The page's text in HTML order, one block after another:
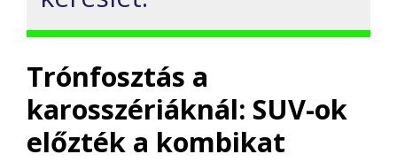
Trónfosztás a
karosszériáknál: SUV-ok
előzték a kombikat